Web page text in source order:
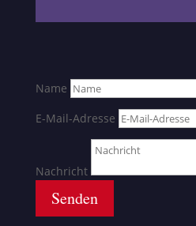
Name
E-Mail-Adresse
Nachricht
Senden